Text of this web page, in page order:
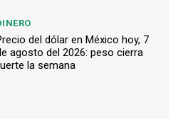
del dólar en México hoy, 7
agosto del 2026: peso cierra
la semana